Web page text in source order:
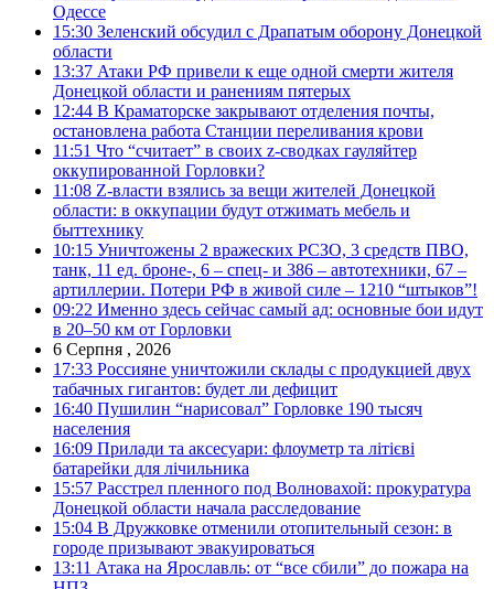
Одессе
15:30 Зеленский обсудил с Драпатым оборону Донецкой
области
13:37 Атаки РФ привели к еще одной смерти жителя
Донецкой области и ранениям пятерых
12:44 В Краматорске закрывают отделения почты,
остановлена работа Станции переливания крови
11:51 Что “считает” в своих z-сводках гауляйтер
оккупированной Горловки?
11:08 Z-власти взялись за вещи жителей Донецкой
области: в оккупации будут отжимать мебель и
быттехнику
10:15 Уничтожены 2 вражеских РСЗО, 3 средств ПВО,
танк, 11 ед. броне-, 6 – спец- и 386 – автотехники, 67 –
артиллерии. Потери РФ в живой силе – 1210 “штыков”!
09:22 Именно здесь сейчас самый ад: основные бои идут
в 20–50 км от Горловки
6 Серпня , 2026
17:33 Россияне уничтожили склады с продукцией двух
табачных гигантов: будет ли дефицит
16:40 Пушилин “нарисовал” Горловке 190 тысяч
населения
16:09 Прилади та аксесуари: флоуметр та літієві
батарейки для лічильника
15:57 Расстрел пленного под Волновахой: прокуратура
Донецкой области начала расследование
15:04 В Дружковке отменили отопительный сезон: в
городе призывают эвакуироваться
13:11 Атака на Ярославль: от “все сбили” до пожара на